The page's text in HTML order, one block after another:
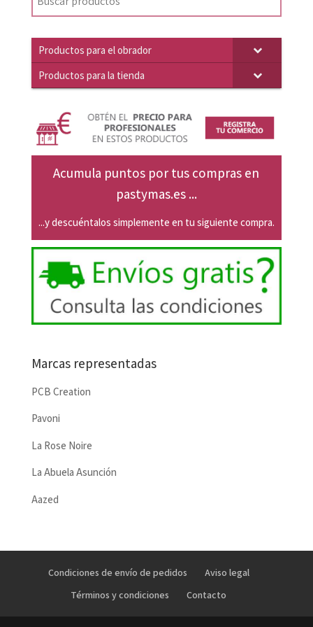
era:
Productos para el obrador
Productos para la tienda
Acumula puntos por tus compras en
pastymas.es ...
...y descuéntalos simplemente en tu siguiente compra.
Marcas representadas
PCB Creation
Pavoni
La Rose Noire
La Abuela Asunción
Aazed
Condiciones de envío de pedidos
Aviso legal
Términos y condiciones
Contacto